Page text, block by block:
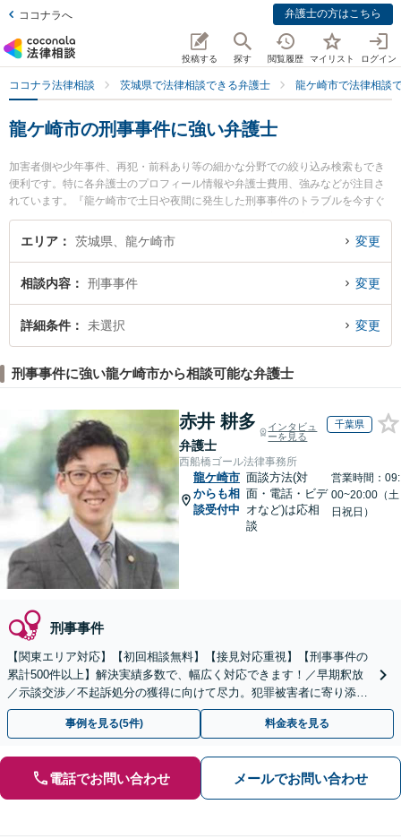
ココナラへ 弁護士の方はこちら
投稿する 探す 閲覧履歴 マイリスト ログイン
ココナラ法律相談 茨城県で法律相談できる弁護士 龍ケ崎市で法律相談
龍ケ崎市の刑事事件に強い弁護士
加害者側や少年事件、再犯・前科あり等の細かな分野での絞り込み検索もでき
便利です。特に各弁護士のプロフィール情報や弁護士費用、強みなどが注目さ
れています。『龍ケ崎市で土日や夜間に発生した刑事事件のトラブルを今すぐ
に弁護士に相談したい』『刑事事件のトラブル解決の実績豊富な近くの弁護士
を検索したい』『初回相談無料で刑事事件を法律相談できる龍ケ崎市内の弁護
エリア 茨城県、龍ケ崎市 変更
相談内容 刑事事件 変更
詳細条件 未選択 変更
刑事事件に強い龍ケ崎市から相談可能な弁護士
赤井 耕多
弁護士
インタビュ
ーを見る
千葉県
西船橋ゴール法律事務所
龍ケ崎市
からも相
談受付中
面談方法(対
面・電話・ビデ
オなど)は応相
談
営業時間：09:
00~20:00（土
日祝日）
刑事事件
【関東エリア対応】【初回相談無料】【接見対応重視】【刑事事件の
累計500件以上】解決実績多数で、幅広く対応できます！／早期釈放
／示談交渉／不起訴処分の獲得に向けて尽力。犯罪被害者に寄り添っ
てサポートします【夜間・休日面談可】
事例を見る(5件) 料金表を見る
電話でお問い合わせ メールでお問い合わせ